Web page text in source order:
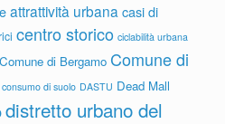
attrattività urbana casi di
centro storico ciclabilità urbana
Comune di Bergamo Comune di
consumo di suolo DASTU Dead Mall
distretto urbano del